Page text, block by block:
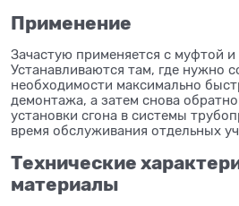
Применение
Зачастую применяется с муфтой и
Устанавливаются там, где нужно
необходимости максимально
демонтажа, а затем снова
установки сгона в системы
время обслуживания отдельных
Технические
материалы